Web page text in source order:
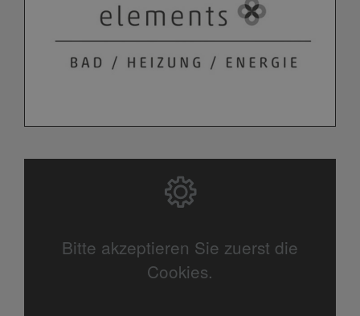
Bitte akzeptieren Sie zuerst die
Cookies.